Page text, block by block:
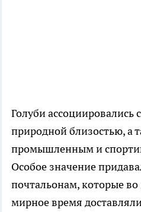
Голуби ассоциировались
природной близостью, а
промышленным и
Особое значение
почтальонам, которые
мирное время